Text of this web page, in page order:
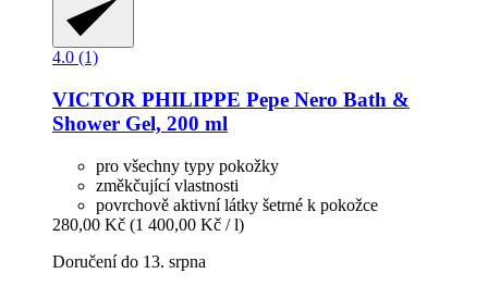
4.0 (1)
VICTOR PHILIPPE Pepe Nero Bath &
Shower Gel, 200 ml
pro všechny typy pokožky
změkčující vlastnosti
povrchově aktivní látky šetrné k pokožce
280,00 Kč (1 400,00 Kč / l)
Doručení do 13. srpna